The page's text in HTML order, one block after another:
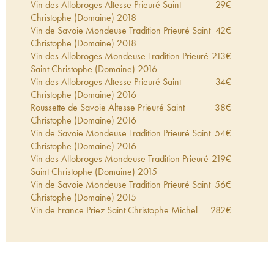
Vin des Allobroges Altesse Prieuré Saint
Christophe (Domaine) 2018
29€
Vin de Savoie Mondeuse Tradition Prieuré Saint
Christophe (Domaine) 2018
42€
Vin des Allobroges Mondeuse Tradition Prieuré
Saint Christophe (Domaine) 2016
213€
Vin des Allobroges Altesse Prieuré Saint
Christophe (Domaine) 2016
34€
Roussette de Savoie Altesse Prieuré Saint
Christophe (Domaine) 2016
38€
Vin de Savoie Mondeuse Tradition Prieuré Saint
Christophe (Domaine) 2016
54€
Vin des Allobroges Mondeuse Tradition Prieuré
Saint Christophe (Domaine) 2015
219€
Vin de Savoie Mondeuse Tradition Prieuré Saint
Christophe (Domaine) 2015
56€
Vin de France Priez Saint Christophe Michel
282€